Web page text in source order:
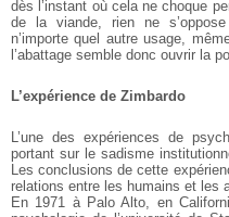
dès l’instant où cela ne choque
de la viande, rien ne
n’importe quel autreusage,
l’abattage semble donc ouvrir la
L’expérience de Zimbardo
L’une des expériences de
portant sur le sadisme
Les conclusions de cette
relations entre les humains et les
En 1971 à Palo Alto, en